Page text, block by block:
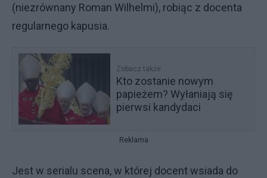
(niezrównany Roman Wilhelmi), robiąc z docenta
regularnego kapusia.
Zobacz także
Kto zostanie nowym
papieżem? Wyłaniają się
pierwsi kandydaci
Reklama
Jest w serialu scena, w której docent wsiada do